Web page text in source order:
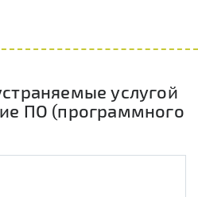
услугой
ПО (программного